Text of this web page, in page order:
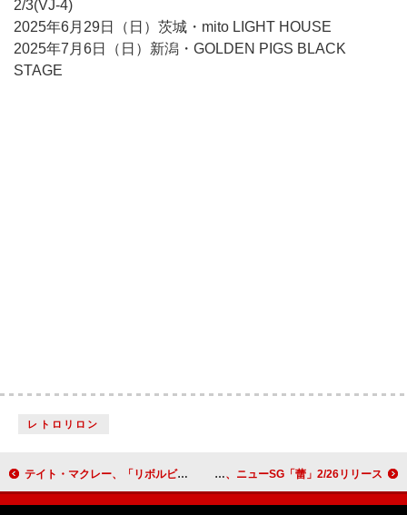
2/3(VJ-4)
2025年6月29日（日）茨城・mito LIGHT HOUSE
2025年7月6日（日）新潟・GOLDEN PIGS BLACK
STAGE
レトロリロン
テイト・マクレー、「リボルビング・ドア」MV公開 Arakezuri、ニューSG「蕾」2/26リリース